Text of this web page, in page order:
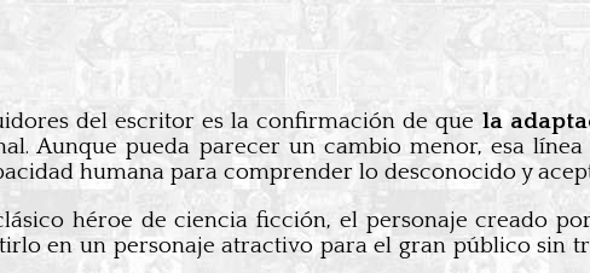
del escritor es la confirmación de que la
Aunque pueda parecer un cambio menor, esa
humana para comprender lo desconocido y
héroe de ciencia ficción, el personaje creado
en un personaje atractivo para el gran público sin